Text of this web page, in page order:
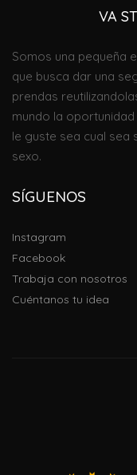
VA
Somos una pequeña
que busca dar una
prendas
mundo la
le guste sea cual sea
sexo.
SÍGUENOS
Instagram
Facebook
Trabaja con nosotros
Cuéntanos tu idea